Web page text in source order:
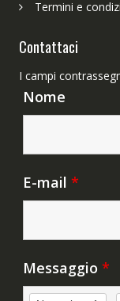
Termini e
Contattaci
I campi
Nome
E-mail *
Messaggio *